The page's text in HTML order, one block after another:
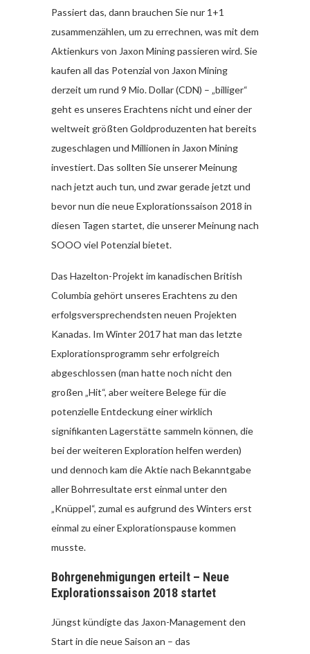
Passiert das, dann brauchen Sie nur 1+1
zusammenzählen, um zu errechnen, was mit dem
Aktienkurs von Jaxon Mining passieren wird. Sie
kaufen all das Potenzial von Jaxon Mining
derzeit um rund 9 Mio. Dollar (CDN) – „billiger“
geht es unseres Erachtens nicht und einer der
weltweit größten Goldproduzenten hat bereits
zugeschlagen und Millionen in Jaxon Mining
investiert. Das sollten Sie unserer Meinung
nach jetzt auch tun, und zwar gerade jetzt und
bevor nun die neue Explorationssaison 2018 in
diesen Tagen startet, die unserer Meinung nach
SOOO viel Potenzial bietet.
Das Hazelton-Projekt im kanadischen British
Columbia gehört unseres Erachtens zu den
erfolgsversprechendsten neuen Projekten
Kanadas. Im Winter 2017 hat man das letzte
Explorationsprogramm sehr erfolgreich
abgeschlossen (man hatte noch nicht den
großen „Hit“, aber weitere Belege für die
potenzielle Entdeckung einer wirklich
signifikanten Lagerstätte sammeln können, die
bei der weiteren Exploration helfen werden)
und dennoch kam die Aktie nach Bekanntgabe
aller Bohrresultate erst einmal unter den
„Knüppel“, zumal es aufgrund des Winters erst
einmal zu einer Explorationspause kommen
musste.
Bohrgenehmigungen erteilt – Neue
Explorationssaison 2018 startet
Jüngst kündigte das Jaxon-Management den
Start in die neue Saison an – das